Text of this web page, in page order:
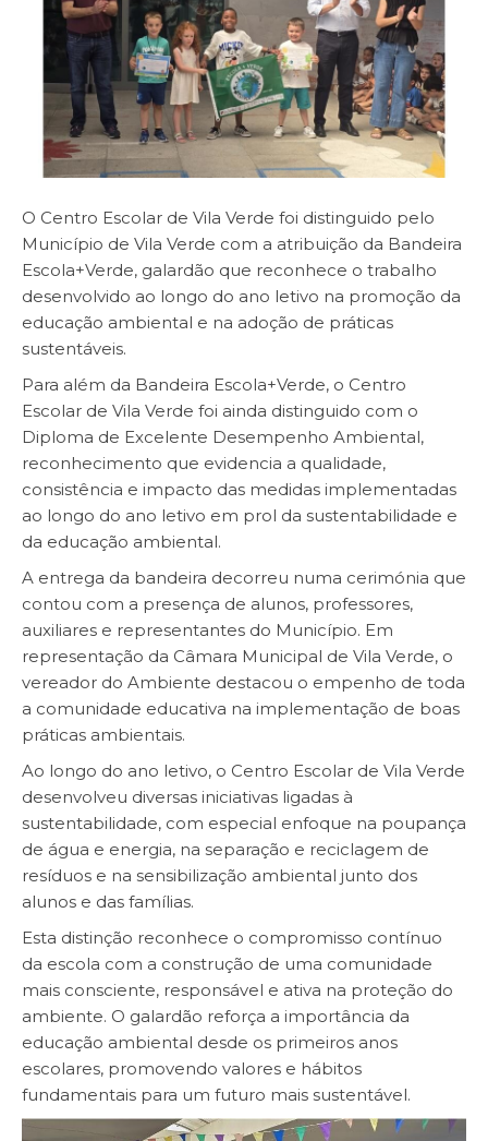
O Centro Escolar de Vila Verde foi distinguido pelo
Município de Vila Verde com a atribuição da Bandeira
Escola+Verde, galardão que reconhece o trabalho
desenvolvido ao longo do ano letivo na promoção da
educação ambiental e na adoção de práticas
sustentáveis.
Para além da Bandeira Escola+Verde, o Centro
Escolar de Vila Verde foi ainda distinguido com o
Diploma de Excelente Desempenho Ambiental,
reconhecimento que evidencia a qualidade,
consistência e impacto das medidas implementadas
ao longo do ano letivo em prol da sustentabilidade e
da educação ambiental.
A entrega da bandeira decorreu numa cerimónia que
contou com a presença de alunos, professores,
auxiliares e representantes do Município. Em
representação da Câmara Municipal de Vila Verde, o
vereador do Ambiente destacou o empenho de toda
a comunidade educativa na implementação de boas
práticas ambientais.
Ao longo do ano letivo, o Centro Escolar de Vila Verde
desenvolveu diversas iniciativas ligadas à
sustentabilidade, com especial enfoque na poupança
de água e energia, na separação e reciclagem de
resíduos e na sensibilização ambiental junto dos
alunos e das famílias.
Esta distinção reconhece o compromisso contínuo
da escola com a construção de uma comunidade
mais consciente, responsável e ativa na proteção do
ambiente. O galardão reforça a importância da
educação ambiental desde os primeiros anos
escolares, promovendo valores e hábitos
fundamentais para um futuro mais sustentável.